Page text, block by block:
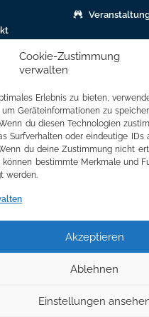
Cookie-Zustimmung
verwalten
Erlebnis zu bieten,
Geräteinformationen zu
du diesen Technologien
Surfverhalten oder eindeutige IDs
du deine Zustimmung nicht
können bestimmte Merkmale und
werden.
Akzeptieren
Ablehnen
Einstellungen
gew.
Immobilien
Newsletter
Anmeldung
Mitglied
werden